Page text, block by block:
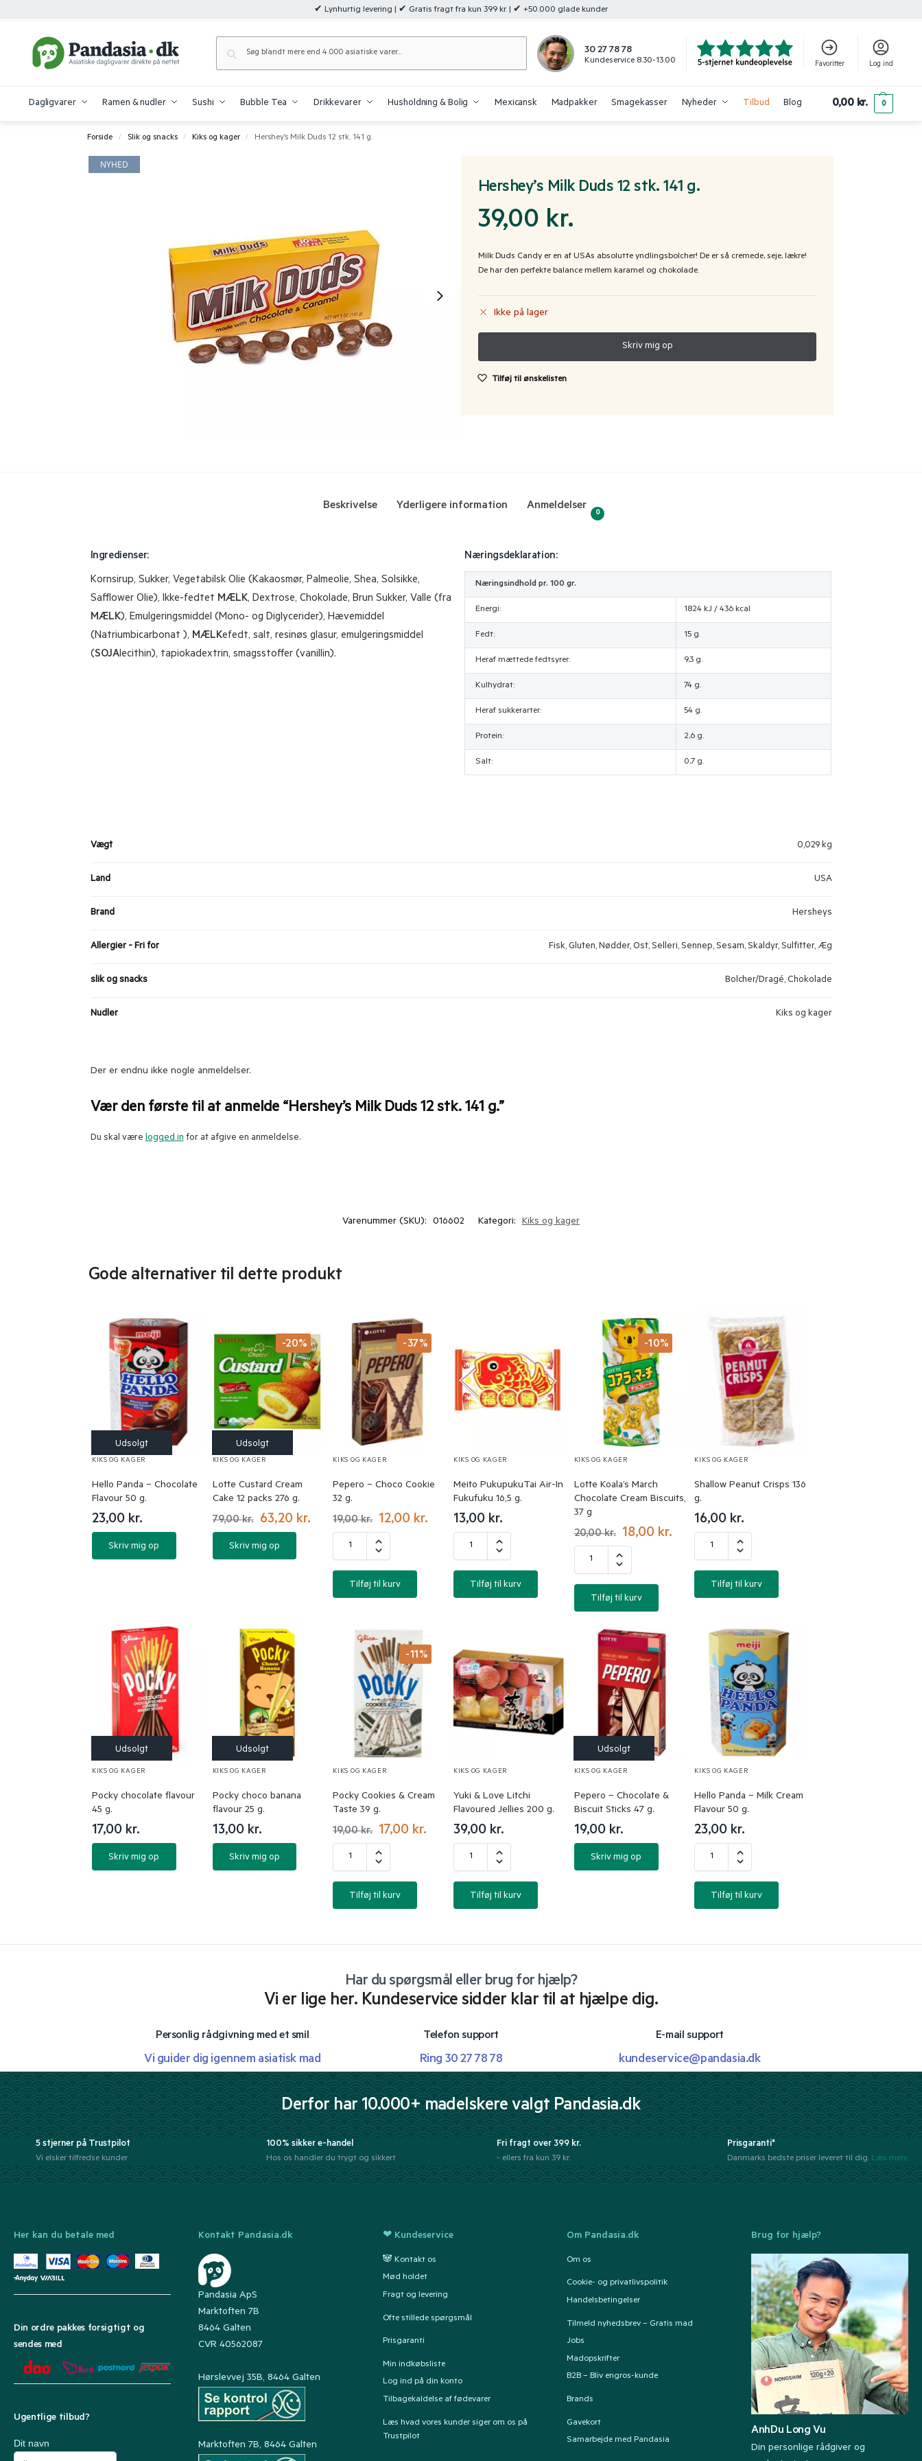
✔ Lynhurtig levering | ✔ Gratis fragt fra kun 399 kr. | ✔ +50.000 glade kunder
30 27 78 78
Kundeservice 8.30-13.00 Favoritter Log ind
Dagligvarer Ramen & nudler Sushi Bubble Tea Drikkevarer Husholdning & Bolig Mexicansk Madpakker Smagekasser Nyheder Tilbud Blog 0,00 kr. 0
Forside / Slik og snacks / Kiks og kager / Hershey’s Milk Duds 12 stk. 141 g.
NYHED
Hershey’s Milk Duds 12 stk. 141 g.
39,00 kr.
Milk Duds Candy er en af ​​USAs absolutte yndlingsbolcher! De er så cremede, seje, lækre!
De har den perfekte balance mellem karamel og chokolade.
Ikke på lager
Tilføj til ønskelisten
Beskrivelse Yderligere information Anmeldelser
0
Ingredienser:
Kornsirup, Sukker, Vegetabilsk Olie (Kakaosmør, Palmeolie, Shea, Solsikke,
Safflower Olie), Ikke-fedtet MÆLK, Dextrose, Chokolade, Brun Sukker, Valle (fra
MÆLK), Emulgeringsmiddel (Mono- og Diglycerider), Hævemiddel
(Natriumbicarbonat ), MÆLKefedt, salt, resinøs glasur, emulgeringsmiddel
(SOJAlecithin), tapiokadextrin, smagsstoffer (vanillin).
Næringsdeklaration:
Næringsindhold pr. 100 gr.
Energi: 1824 kJ / 436 kcal
Fedt: 15 g.
Heraf mættede fedtsyrer: 9,3 g.
Kulhydrat: 74 g.
Heraf sukkerarter: 54 g.
Protein: 2,6 g.
Salt: 0,7 g.
Vægt 0,029 kg
Land USA
Brand Hersheys
Allergier - Fri for Fisk, Gluten, Nødder, Ost, Selleri, Sennep, Sesam, Skaldyr, Sulfitter, Æg
slik og snacks Bolcher/Dragé, Chokolade
Nudler Kiks og kager
Der er endnu ikke nogle anmeldelser.
Vær den første til at anmelde “Hershey’s Milk Duds 12 stk. 141 g.”
Du skal værelogged infor at afgive en anmeldelse.
Varenummer (SKU): 016602 Kategori: Kiks og kager
Gode alternativer til dette produkt
KIKS OG KAGER
Hello Panda – Chocolate
Flavour 50 g.
23,00 kr.
Skriv mig op
-20%
KIKS OG KAGER
Lotte Custard Cream
Cake 12 packs 276 g.
79,00kr. 63,20 kr.
Skriv mig op
-37%
KIKS OG KAGER
Pepero – Choco Cookie
32 g.
19,00kr. 12,00 kr.
Tilføj til kurv
KIKS OG KAGER
Meito PukupukuTai Air-In
Fukufuku 16,5 g.
13,00 kr.
Tilføj til kurv
-10%
KIKS OG KAGER
Lotte Koala’s March
Chocolate Cream Biscuits,
37 g
20,00kr. 18,00 kr.
Tilføj til kurv
KIKS OG KAGER
Shallow Peanut Crisps 136
g.
16,00 kr.
Tilføj til kurv
KIKS OG KAGER
Pocky chocolate flavour
45 g.
17,00 kr.
Skriv mig op
KIKS OG KAGER
Pocky choco banana
flavour 25 g.
13,00 kr.
Skriv mig op
-11%
KIKS OG KAGER
Pocky Cookies & Cream
Taste 39 g.
19,00kr. 17,00 kr.
Tilføj til kurv
KIKS OG KAGER
Yuki & Love Litchi
Flavoured Jellies 200 g.
39,00 kr.
Tilføj til kurv
KIKS OG KAGER
Pepero – Chocolate &
Biscuit Sticks 47 g.
19,00 kr.
Skriv mig op
KIKS OG KAGER
Hello Panda – Milk Cream
Flavour 50 g.
23,00 kr.
Tilføj til kurv
Har du spørgsmål eller brug for hjælp?
Vi er lige her. Kundeservice sidder klar til at hjælpe dig.
Personlig rådgivning med et smil
Vi guider dig igennem asiatisk mad
Telefon support
Ring 30 27 78 78
E-mail support
kundeservice@pandasia.dk
Derfor har 10.000+ madelskere valgt Pandasia.dk
5 stjerner på Trustpilot
Vi elsker tilfredse kunder
100% sikker e-handel
Hos os handler du trygt og sikkert
Fri fragt over 399 kr.
- ellers fra kun 39 kr.
Prisgaranti*
Danmarks bedste priser leveret til dig. Læs mere
Her kan du betale med
Din ordre pakkes forsigtigt og
sendes med
Ugentlige tilbud?
Dit navn
Kontakt Pandasia.dk
Pandasia ApS
Marktoften 7B
8464 Galten
CVR 40562087
Hørslevvej 35B, 8464 Galten
Marktoften 7B, 8464 Galten
❤ Kundeservice
🐼 Kontakt os
Mød holdet
Fragt og levering
Ofte stillede spørgsmål
Prisgaranti
Min indkøbsliste
Log ind på din konto
Tilbagekaldelse af fødevarer
Læs hvad vores kunder siger om os på
Trustpilot
Om Pandasia.dk
Om os
Cookie- og privatlivspolitik
Handelsbetingelser
Tilmeld nyhedsbrev – Gratis mad
Jobs
Madopskrifter
B2B – Bliv engros-kunde
Brands
Gavekort
Samarbejde med Pandasia
Brug for hjælp?
AnhDu Long Vu
Din personlige rådgiver og